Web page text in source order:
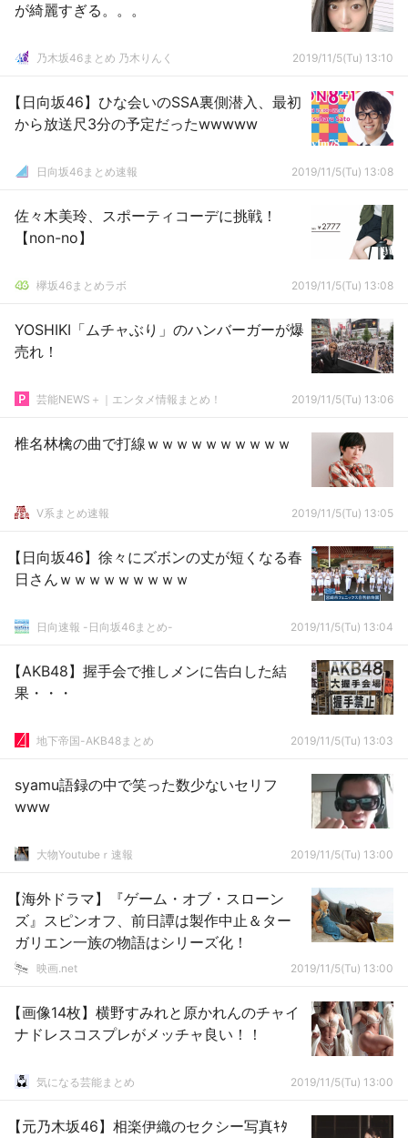
が綺麗すぎる。。。
乃木坂46まとめ 乃木りんく 2019/11/5(Tu) 13:10
【日向坂46】ひな会いのSSA裏側潜入、最初
から放送尺3分の予定だったwwwww
日向坂46まとめ速報 2019/11/5(Tu) 13:08
佐々木美玲、スポーティコーデに挑戦！
【non-no】
欅坂46まとめラボ 2019/11/5(Tu) 13:08
YOSHIKI「ムチャぶり」のハンバーガーが爆
売れ！
芸能NEWS＋｜エンタメ情報まとめ！ 2019/11/5(Tu) 13:06
椎名林檎の曲で打線ｗｗｗｗｗｗｗｗｗｗ
V系まとめ速報 2019/11/5(Tu) 13:05
【日向坂46】徐々にズボンの丈が短くなる春
日さんｗｗｗｗｗｗｗｗｗ
日向速報 -日向坂46まとめ- 2019/11/5(Tu) 13:04
【AKB48】握手会で推しメンに告白した結
果・・・
地下帝国-AKB48まとめ 2019/11/5(Tu) 13:03
syamu語録の中で笑った数少ないセリフ
www
大物Youtubeｒ速報 2019/11/5(Tu) 13:00
【海外ドラマ】『ゲーム・オブ・スローン
ズ』スピンオフ、前日譚は製作中止＆ター
ガリエン一族の物語はシリーズ化！
映画.net 2019/11/5(Tu) 13:00
【画像14枚】横野すみれと原かれんのチャイ
ナドレスコスプレがメッチャ良い！！
気になる芸能まとめ 2019/11/5(Tu) 13:00
【元乃木坂46】相楽伊織のセクシー写真ｷﾀ